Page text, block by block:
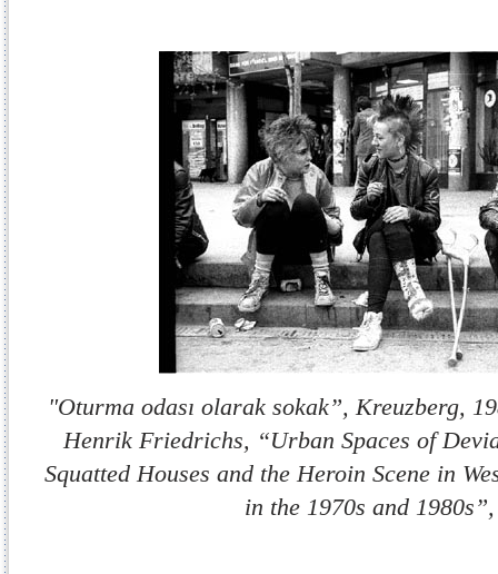
"Oturma odası olarak sokak”, Kreuzberg,
Henrik Friedrichs, “Urban Spaces of
Squatted Houses and the Heroin Scene in
in the 1970s and